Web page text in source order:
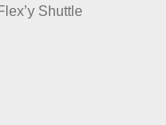
Shuttle